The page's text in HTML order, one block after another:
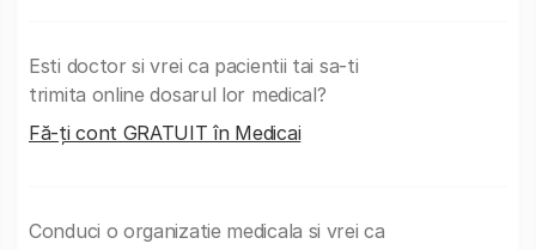
Esti doctor si vrei ca pacientii tai sa-ti
trimita online dosarul lor medical?
Fă-ți cont GRATUIT în Medicai
Conduci o organizatie medicala si vrei ca